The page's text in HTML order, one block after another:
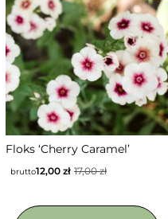
Floks ‘Cherry Caramel’
17,00zł
12,00 zł
brutto